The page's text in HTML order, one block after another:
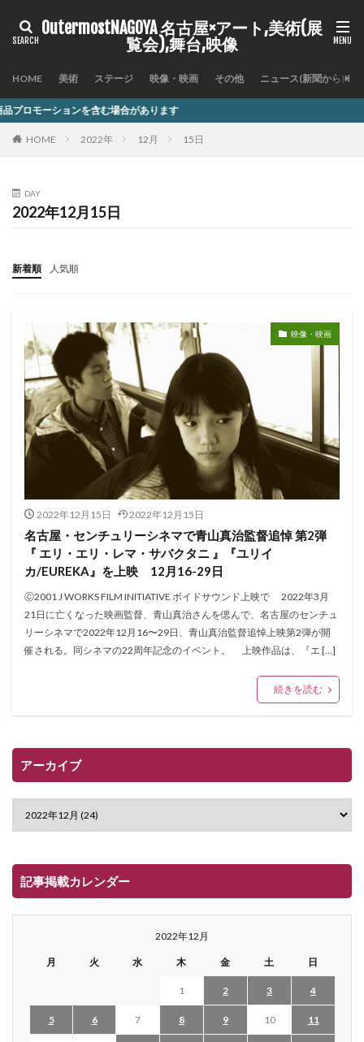
OutermostNAGOYA 名古屋×アート,美術(展
覧会),舞台,映像
HOME 美術 ステージ 映像・映画 その他 ニュース(新聞から)
む場合があります
HOME 2022年 12月 15日
DAY
2022年12月15日
新着順 人気順
映像・映画
2022年12月15日 2022年12月15日
名古屋・センチュリーシネマで青山真治監督追悼 第2弾
『 エリ・エリ・レマ・サバクタニ 』『ユリイ
カ/EUREKA』を上映 12月16-29日
Ⓒ2001 J WORKS FILM INITIATIVE ボイドサウンド上映で 2022年3月
21日に亡くなった映画監督、青山真治さんを偲んで、名古屋のセンチュ
リーシネマで2022年12月16〜29日、青山真治監督追悼上映第2弾が開
催される。同シネマの22周年記念のイベント。 上映作品は、『エ […]
続きを読む
アーカイブ
記事掲載カレンダー
2022年12月
月 火 水 木 金 土 日
1 2 3 4
5 6 7 8 9 10 11